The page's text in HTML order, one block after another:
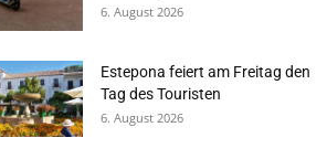
6. August 2026
Estepona feiert am Freitag den
Tag des Touristen
6. August 2026